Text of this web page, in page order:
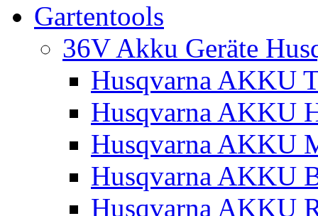
Gartentools
36V Akku Geräte
Husqvarna AKKU
Husqvarna AKKU
Husqvarna AKKU
Husqvarna AKKU
Husqvarna AKKU